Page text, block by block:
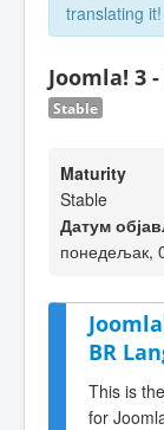
translating
Joomla! 3
Stable
Maturity
Stable
Датум
понедељак,
BR
This is
for